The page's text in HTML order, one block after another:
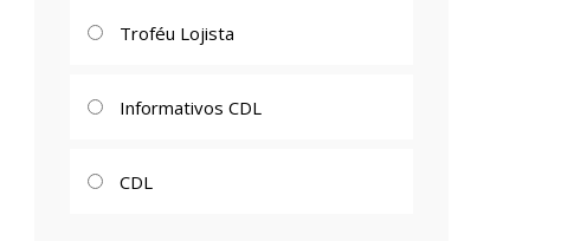
Troféu Lojista
Informativos CDL
CDL